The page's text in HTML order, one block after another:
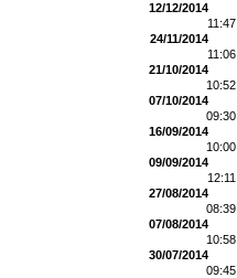
12/12/2014
24/11/2014
21/10/2014
07/10/2014
16/09/2014
09/09/2014
27/08/2014
07/08/2014
30/07/2014